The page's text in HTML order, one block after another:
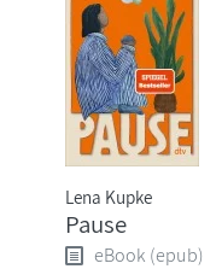
Lena Kupke
Pause
eBook (epub)